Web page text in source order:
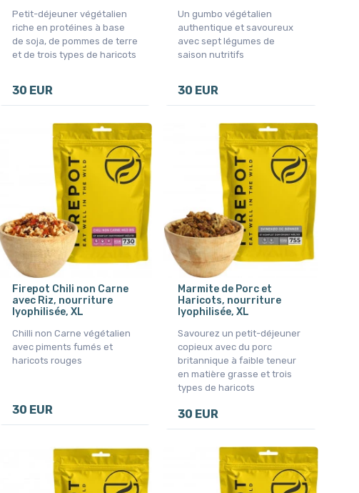
Petit-déjeuner végétalien
riche en protéines à base
de soja, de pommes de terre
et de trois types de haricots
30 EUR
Un gumbo végétalien
authentique et savoureux
avec sept légumes de
saison nutritifs
30 EUR
Firepot Chili non Carne
avec Riz, nourriture
lyophilisée, XL
Chilli non Carne végétalien
avec piments fumés et
haricots rouges
30 EUR
Marmite de Porc et
Haricots, nourriture
lyophilisée, XL
Savourez un petit-déjeuner
copieux avec du porc
britannique à faible teneur
en matière grasse et trois
types de haricots
30 EUR